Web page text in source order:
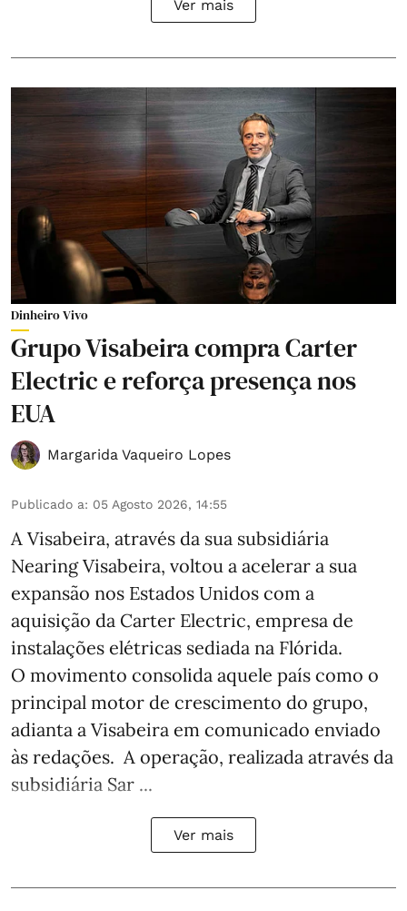
Ver mais
Dinheiro Vivo
Grupo Visabeira compra Carter
Electric e reforça presença nos
EUA
Margarida Vaqueiro Lopes
Publicado a: 05 Agosto 2026, 14:55
A Visabeira, através da sua subsidiária
Nearing Visabeira, voltou a acelerar a sua
expansão nos Estados Unidos com a
aquisição da Carter Electric, empresa de
instalações elétricas sediada na Flórida.
O movimento consolida aquele país como o
principal motor de crescimento do grupo,
adianta a Visabeira em comunicado enviado
às redações. A operação, realizada através da
subsidiária Sar ...
Ver mais